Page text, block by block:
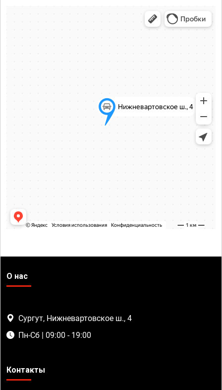
О нас
Сургут, Нижневартовское ш., 4
Пн-Сб | 09:00 - 19:00
Контакты